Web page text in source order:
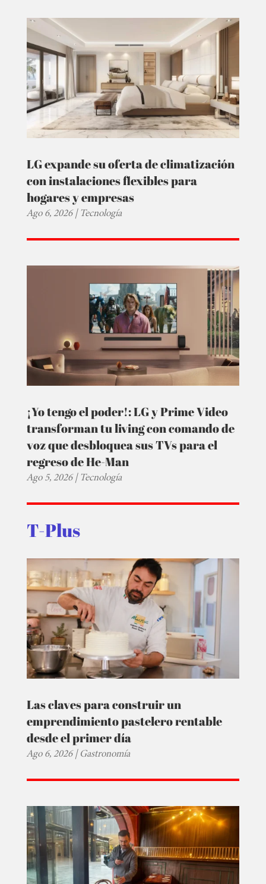
LG expande su oferta de climatización
con instalaciones flexibles para
hogares y empresas
Ago 6, 2026|Tecnología
¡Yo tengo el poder!: LG y Prime Video
transforman tu living con comando de
voz que desbloquea sus TVs para el
regreso de He-Man
Ago 5, 2026|Tecnología
T-Plus
Las claves para construir un
emprendimiento pastelero rentable
desde el primer día
Ago 6, 2026|Gastronomía